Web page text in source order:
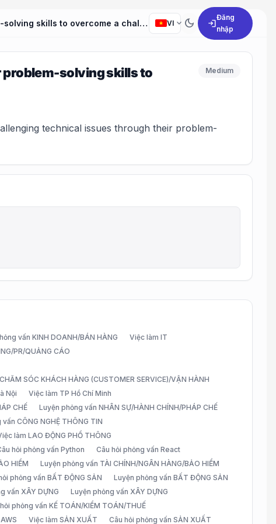
Can you describe a situation in which you utilized your problem-solving skills to overcome a challenging technical issue? VI expand_more dark_mode login
Đăng
nhập
problem-solving skills to
Medium
technical issues through their problem-
vấn KINH DOANH/BÁN HÀNG
Việc làm IT
PR/QUẢNG CÁO
SÓC KHÁCH HÀNG (CUSTOMER SERVICE)/VẬN HÀNH
Nội
Việc làm TP Hồ Chí Minh
CHẾ
Luyện phỏng vấn NHÂN SỰ/HÀNH CHÍNH/PHÁP CHẾ
CÔNG NGHỆ THÔNG TIN
làm LAO ĐỘNG PHỔ THÔNG
hỏi phỏng vấn Python
Câu hỏi phỏng vấn React
HIỂM
Luyện phỏng vấn TÀI CHÍNH/NGÂN HÀNG/BẢO HIỂM
phỏng vấn BẤT ĐỘNG SẢN
Luyện phỏng vấn BẤT ĐỘNG SẢN
vấn XÂY DỰNG
Luyện phỏng vấn XÂY DỰNG
phỏng vấn KẾ TOÁN/KIỂM TOÁN/THUẾ
Việc làm SẢN XUẤT Câu hỏi phỏng vấn SẢN XUẤT